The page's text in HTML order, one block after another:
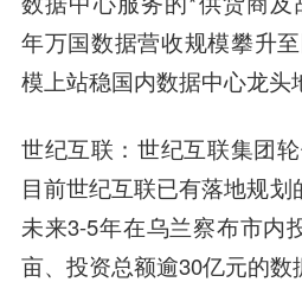
年万国数据营收规模攀升
模上站稳国内数据中心龙头
世纪互联 ：世纪互联集团
目前世纪互联已有落地规划
未来3-5年在乌兰察布市内
亩、投资总额逾30亿元的数